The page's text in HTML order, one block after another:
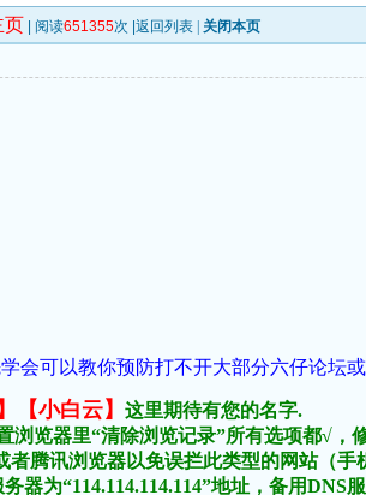
页 | 阅读651355次 |返回列表 关闭本页
会可以教你预防打不开大部分六仔论坛
【小白云】
这里期待有您的名字.
浏览器里“清除浏览记录”所有选项都√，
腾讯浏览器以免误拦此类型的网站（手
为“114.114.114.114”地址，备用DNS